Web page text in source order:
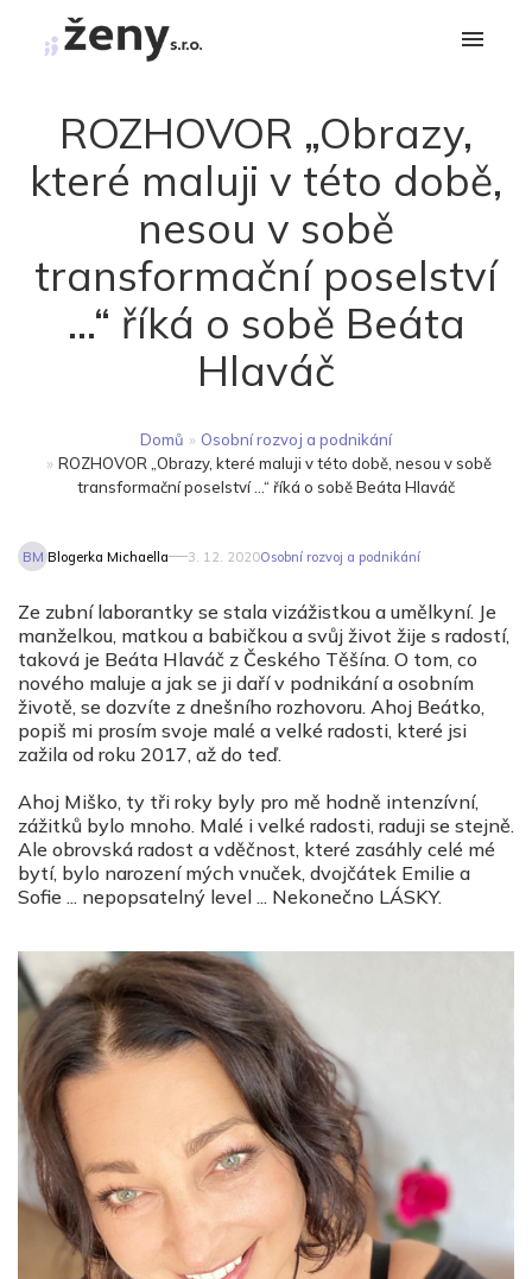
ROZHOVOR „Obrazy,
které maluji v této době,
nesou v sobě
transformační poselství
…“ říká o sobě Beáta
Hlaváč
Domů » Osobní rozvoj a podnikání
» ROZHOVOR „Obrazy, které maluji v této době, nesou v sobě
transformační poselství …“ říká o sobě Beáta Hlaváč
BM Blogerka Michaella 3. 12. 2020Osobní rozvoj a podnikání
Ze zubní laborantky se stala vizážistkou a umělkyní. Je
manželkou, matkou a babičkou a svůj život žije s radostí,
taková je Beáta Hlaváč z Českého Těšína. O tom, co
nového maluje a jak se ji daří v podnikání a osobním
životě, se dozvíte z dnešního rozhovoru. Ahoj Beátko,
popiš mi prosím svoje malé a velké radosti, které jsi
zažila od roku 2017, až do teď.
Ahoj Miško, ty tři roky byly pro mě hodně intenzívní,
zážitků bylo mnoho. Malé i velké radosti, raduji se stejně.
Ale obrovská radost a vděčnost, které zasáhly celé mé
bytí, bylo narození mých vnuček, dvojčátek Emilie a
Sofie ... nepopsatelný level ... Nekonečno LÁSKY.